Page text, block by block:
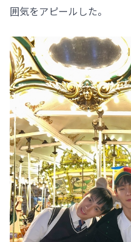
囲気をアピールした。